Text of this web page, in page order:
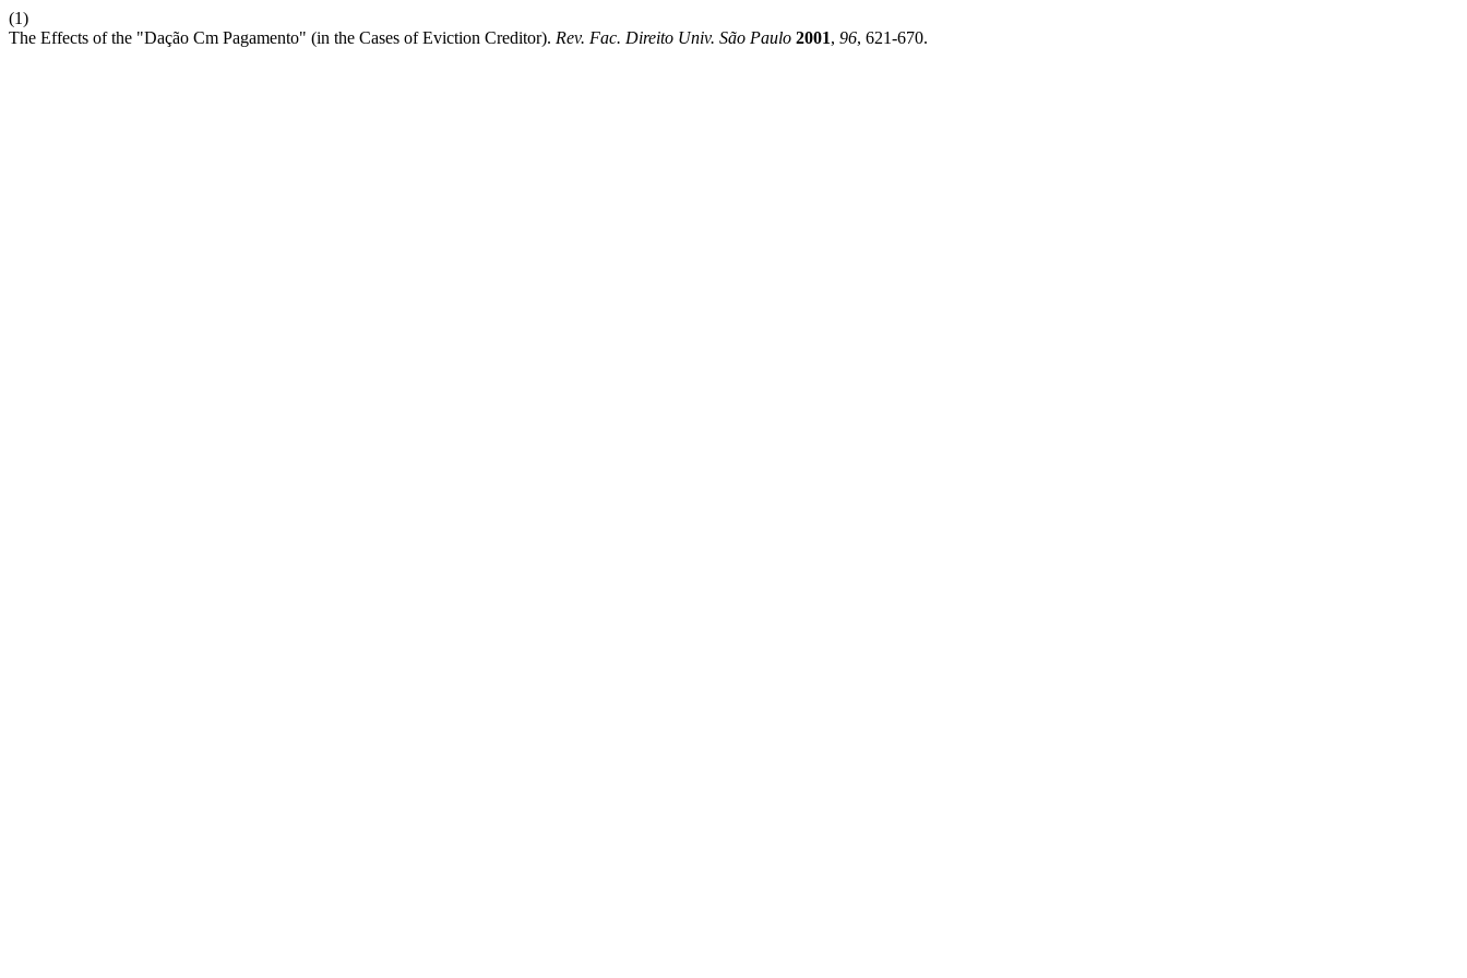
(1)
The Effects of the "Dação Cm Pagamento" (in the Cases of Eviction Creditor). Rev. Fac. Direito Univ. São Paulo 2001, 96, 621-670.